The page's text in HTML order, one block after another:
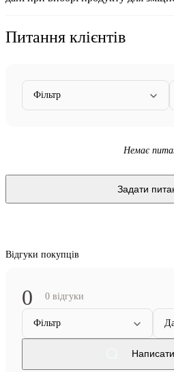
Питання клієнтів
Фільтр
Немає
Задати
Відгуки покупців
0 0 відгуки
Фільтр
Написати